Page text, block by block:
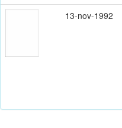
13-nov-1992